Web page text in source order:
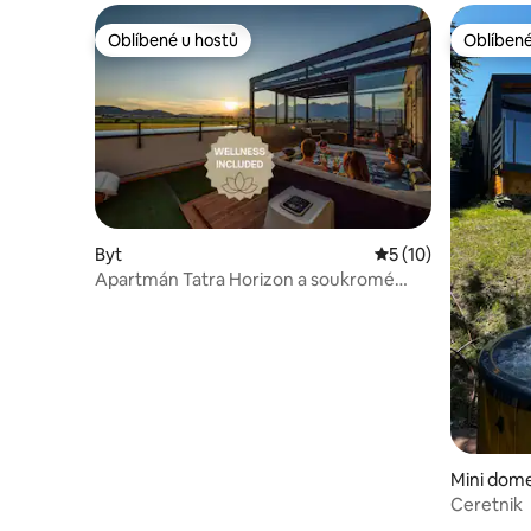
Oblíbené u hostů
Oblíbené u hostů
Byt Průměrné
5 (10)
Apartmán Tatra Horizon a soukromé
Mini
Ceretnik